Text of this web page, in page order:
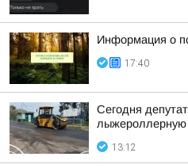
Информация о
17:40
Сегодня
лыжероллерную
13:12